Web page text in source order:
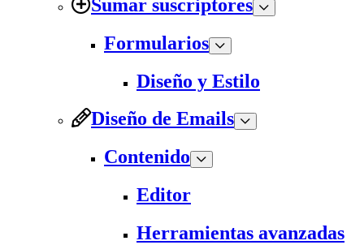
Sumar suscriptores
Formularios
Diseño y Estilo
Diseño de Emails
Contenido
Editor
Herramientas avanzadas